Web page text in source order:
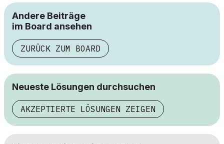
Andere Beiträge
im Board ansehen
ZURÜCK ZUM BOARD
Neueste Lösungen durchsuchen
AKZEPTIERTE LÖSUNGEN ZEIGEN